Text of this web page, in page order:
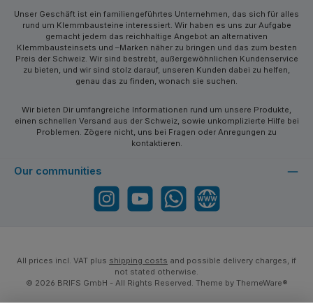
Unser Geschäft ist ein familiengeführtes Unternehmen, das sich für alles
rund um Klemmbausteine interessiert. Wir haben es uns zur Aufgabe
gemacht jedem das reichhaltige Angebot an alternativen
Klemmbausteinsets und –Marken näher zu bringen und das zum besten
Preis der Schweiz. Wir sind bestrebt, außergewöhnlichen Kundenservice
zu bieten, und wir sind stolz darauf, unseren Kunden dabei zu helfen,
genau das zu finden, wonach sie suchen.
Wir bieten Dir umfangreiche Informationen rund um unsere Produkte,
einen schnellen Versand aus der Schweiz, sowie unkomplizierte Hilfe bei
Problemen. Zögere nicht, uns bei Fragen oder Anregungen zu
kontaktieren.
Our communities
Instagram YouTube WhatsApp Website
All prices incl. VAT plus shipping costs and possible delivery charges, if
not stated otherwise.
© 2026 BRIFS GmbH - All Rights Reserved. Theme by ThemeWare®